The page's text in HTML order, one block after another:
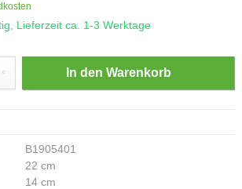
Lieferzeit ca. 1-3 Werktage
In den Warenkorb
B1905401
22 cm
14 cm